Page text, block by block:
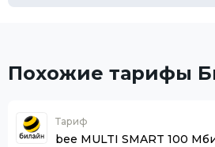
Похожие тарифы
Тариф
bee MULTI SMART 100